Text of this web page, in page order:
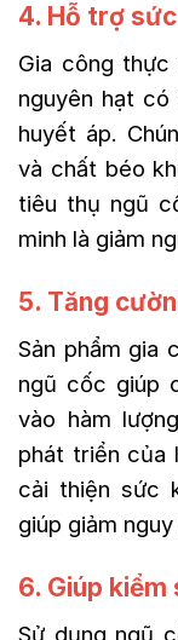
4. Hỗ trợ
Gia công
nguyên hạt
huyết áp.
và chất béo
tiêu thụ ngũ
minh là giảm
5. Tăng
Sản phẩm gia
ngũ cốc giúp
vào hàm
phát triển của
cải thiện sức
giúp giảm
6. Giúp kiểm
Sử dụng ngũ